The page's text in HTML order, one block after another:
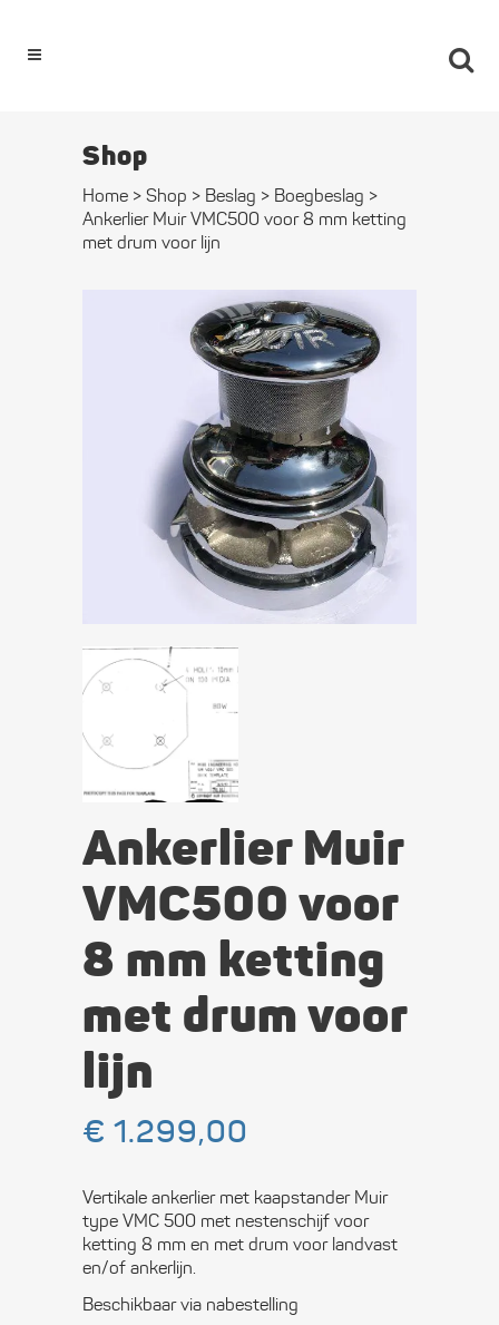
Shop
Home > Shop > Beslag > Boegbeslag >
Ankerlier Muir VMC500 voor 8 mm ketting
met drum voor lijn
Ankerlier Muir
VMC500 voor
8 mm ketting
met drum voor
lijn
€ 1.299,00
Vertikale ankerlier met kaapstander Muir
type VMC 500 met nestenschijf voor
ketting 8 mm en met drum voor landvast
en/of ankerlijn.
Beschikbaar via nabestelling